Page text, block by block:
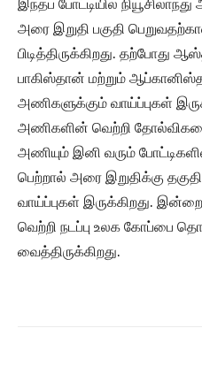
இந்தப் போட்டியில்
அரை இறுதி பகுதி
பிடித்திருக்கிறது. தற்போது
பாகிஸ்தான் மற்றும்
அணிகளுக்கும் வாய்ப்புகள்
அணிகளின் வெற்றி
அணியும் இனி வரும்
பெற்றால் அரை இறுதிக்கு தகுதி
வாய்ப்புகள் இருக்கிறது.
வெற்றி நடப்பு உலக கோப்பை
வைத்திருக்கிறது.